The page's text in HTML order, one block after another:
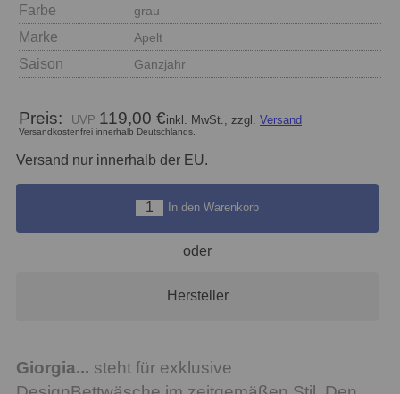
Farbe grau
Marke Apelt
Saison Ganzjahr
Preis: 119,00 €inkl. MwSt., zzgl. Versand
Versandkostenfrei innerhalb Deutschlands.
Versand nur innerhalb der EU.
In den Warenkorb
oder
Hersteller
Giorgia... steht für exklusive